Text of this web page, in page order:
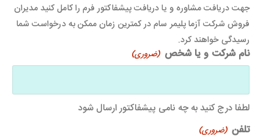
جهت دریافت مشاوره و یا دریافت پیشفاکتور فرم را کامل کنید مدیران
فروش شرکت آزما پلیمر سام در کمترین زمان ممکن به درخواست شما
رسیدگی خواهند کرد.
نام شرکت و یا شخص (ضروری)
لطفا درج کنید به چه نامی پیشفاکتور ارسال شود
تلفن (ضروری)